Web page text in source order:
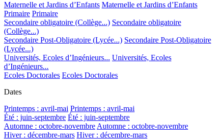
Maternelle et Jardins d’Enfants Maternelle et Jardins d’Enfants
Primaire Primaire
Secondaire obligatoire (Collège...) Secondaire obligatoire
(Collège...)
Secondaire Post-Obligatoire (Lycée...) Secondaire Post-Obligatoire
(Lycée...)
Universités, Ecoles d’Ingénieurs... Universités, Ecoles
d’Ingénieurs...
Ecoles Doctorales Ecoles Doctorales
Dates
Printemps : avril-mai Printemps : avril-mai
Été : juin-septembre Été : juin-septembre
Automne : octobre-novembreAutomne : octobre-novembre
Hiver : décembre-mars Hiver : décembre-mars